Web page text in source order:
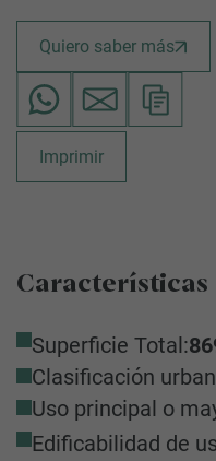
Quiero saber más
Imprimir
Características
Superficie Total:
Clasificación
Uso principal o
Edificabilidad de